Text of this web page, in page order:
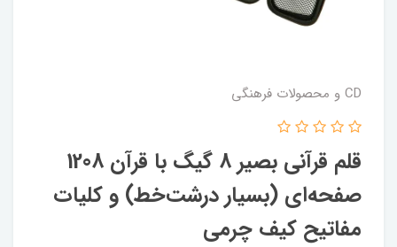
CD و محصولات فرهنگی
قلم قرآنی بصیر 8 گیگ با قرآن 1208
صفحه‌ای (بسیار درشت‌خط) و کلیات
مفاتیح کیف چرمی